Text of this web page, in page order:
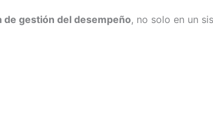
de gestión del desempeño, no solo en un